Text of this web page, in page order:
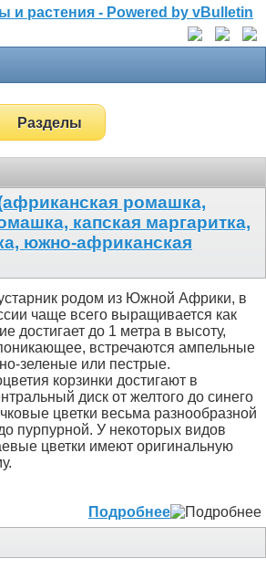
Разделы
ромашка,
капская маргаритка,
южно-африканская
родом из Южной Африки, в
чаще всего выращивается как
достигает до 1 метра в высоту,
встречаются ампельные
зеленые или пестрые.
корзинки достигают в
диск от желтого до синего
цветки весьма разнообразной
пурпурной. У некоторых видов
цветки имеют оригинальную
Подробнее